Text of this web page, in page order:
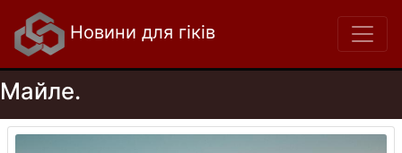
Новини для гіків
Майле.